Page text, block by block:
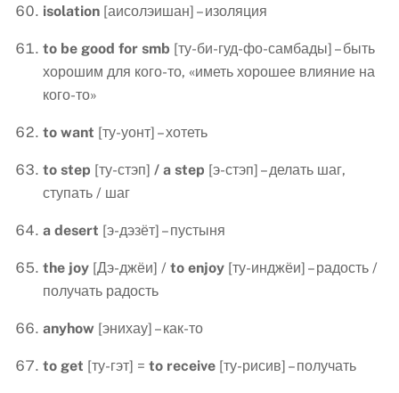
isolation [аисолэишан] – изоляция
to be good for smb [ту-би-гуд-фо-самбады] – быть
хорошим для кого-то, «иметь хорошее влияние на
кого-то»
to want [ту-уонт] – хотеть
to step [ту-стэп] / a step [э-стэп] – делать шаг,
ступать / шаг
a desert [э-дэзёт] – пустыня
the joy [Дэ-джёи] / to enjoy [ту-инджёи] – радость /
получать радость
anyhow [энихау] – как-то
to get [ту-гэт] = to receive [ту-рисив] – получать